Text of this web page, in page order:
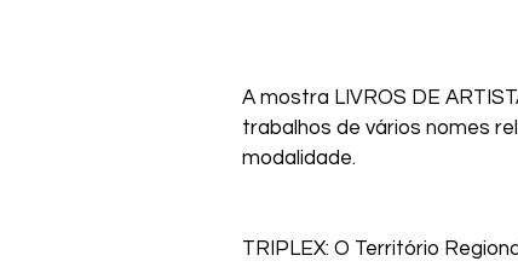
A mostra LIVROS DE
trabalhos de vários nomes
modalidade.
TRIPLEX: O Território